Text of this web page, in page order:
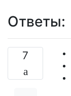
Ответы:
7